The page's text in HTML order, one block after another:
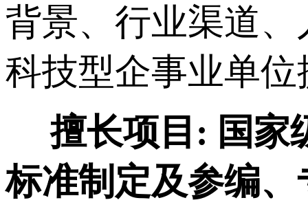
背景、行业渠道
科技型企事业单
擅长项目: 国家
标准制定及参编